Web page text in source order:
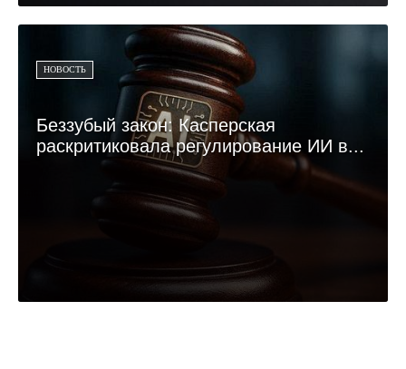
НОВОСТЬ
Беззубый закон: Касперская
раскритиковала регулирование ИИ в...